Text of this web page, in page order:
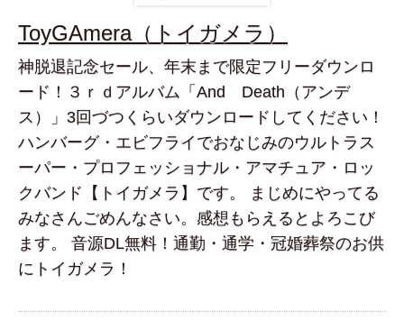
ToyGAmera（トイガメラ）
神脱退記念セール、年末まで限定フリーダウンロ
ード！３ｒｄアルバム「And Death（アンデ
ス）」3回づつくらいダウンロードしてください！
ハンバーグ・エビフライでおなじみのウルトラス
ーパー・プロフェッショナル・アマチュア・ロッ
クバンド【トイガメラ】です。 まじめにやってる
みなさんごめんなさい。感想もらえるとよろこび
ます。 音源DL無料！通勤・通学・冠婚葬祭のお供
にトイガメラ！